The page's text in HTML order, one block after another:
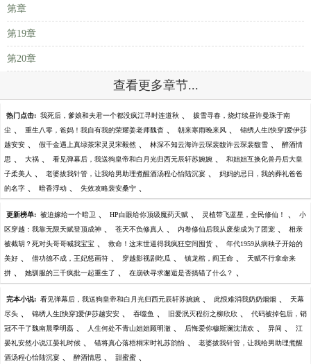
第章
第19章
第20章
查看更多章节...
热门点击: 我死后，爹娘和夫君一个都没疯江寻时连道秋 、 拨雪寻春，烧灯续昼许曼珠于南
尘 、 重生八零，爸妈！我自有我的荣耀姜老师魏杳 、 朝来寒雨晚来风 、 锦绣人生[快穿]爱伊莎
越安安 、 假千金遇上真绿茶宋灵灵宋毅然 、 林深不知云海许云琛裴馥许云琛裴馥雪 、 醉酒情
思 、 大祸 、 看见弹幕后，我送狗皇帝和白月光归西元辰轩苏婉婉 、 和姐姐互换化兽丹后大皇
子柔美人 、 老婆拔我针管，让我给男助理煮醒酒汤程心怡陆沉宴 、 妈妈的忌日，我的葬礼爸爸
的名字 、 暗香浮动 、 失效攻略裴安桑宁 、
更新榜单: 被迫嫁给一个暗卫 、 HP白眼给你顶级魔药天赋 、 灵植带飞蓝星，全民修仙！ 、 小
区穿越：我靠无限天赋登顶成神 、 苍天不负修真人 、 内卷修仙后我从废柴成为了团宠 、 相亲
被截胡？死对头哥哥喊我宝宝 、 救命！这末世逼得我疯狂空间囤货 、 年代1959从病秧子开始的
美好 、 借功德不成，王妃怒画符 、 穿越影视剧吃瓜 、 镇龙棺，阎王命 、 天赋不行拿命来
拼 、 她驯服的三千疯批一起重生了 、 在崩铁寻求邂逅是否搞错了什么？ 、
完本小说: 看见弹幕后，我送狗皇帝和白月光归西元辰轩苏婉婉 、 此恨难消我奶奶烟烟 、 天幕
尽头 、 锦绣人生[快穿]爱伊莎越安安 、 吞噬鱼 、 旧爱泯灭程衍之柳欣欣 、 代码被掉包后，销
冠不干了魏南晨季明磊 、 人生何处不青山姐姐顾明澈 、 后悔爱你穆斯澜沈清欢 、 异间 、 江
晏礼安然小说江晏礼时候 、 错将真心落梧桐宋时礼苏韵怡 、 老婆拔我针管，让我给男助理煮醒
酒汤程心怡陆沉宴 、 醉酒情思 、 甜蜜蜜 、